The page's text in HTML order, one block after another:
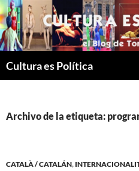
Saltar
al
contenido
Cultura es Política
Archivo de la etiqueta:
CATALÀ / CATALÁN,